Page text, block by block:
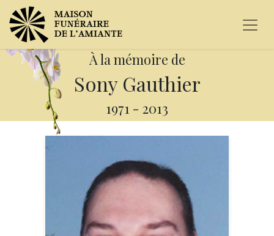
À la mémoire de
Sony Gauthier
1971 - 2013